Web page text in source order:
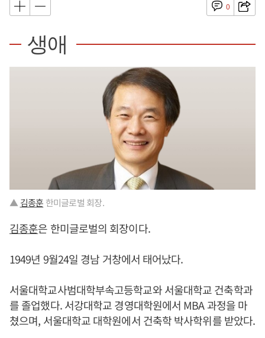
0
생애
▲ 김종훈 한미글로벌 회장.
김종훈은 한미글로벌의 회장이다.
1949년 9월24일 경남 거창에서 태어났다.
서울대학교사범대학부속고등학교와 서울대학교 건축학과
를 졸업했다. 서강대학교 경영대학원에서 MBA 과정을 마
쳤으며, 서울대학교 대학원에서 건축학 박사학위를 받았다.